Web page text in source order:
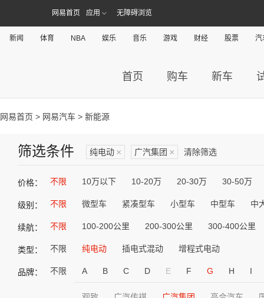
网易首页 应用 无障碍浏览
新闻 体育 NBA 娱乐 音乐 游戏 财经 股票 汽
首页 购车 新车
网易首页 > 网易汽车 > 新能源
筛选条件 纯电动 × 广汽集团 × 清除筛选
价格： 不限 10万以下 10-20万 20-30万 30-50万
级别： 不限 微型车 紧凑型车 小型车 中型车 中
续航： 不限 100-200公里 200-300公里 300-400公里
类型： 不限 纯电动 插电式混动 增程式电动
品牌： 不限 A B C D E F G H I